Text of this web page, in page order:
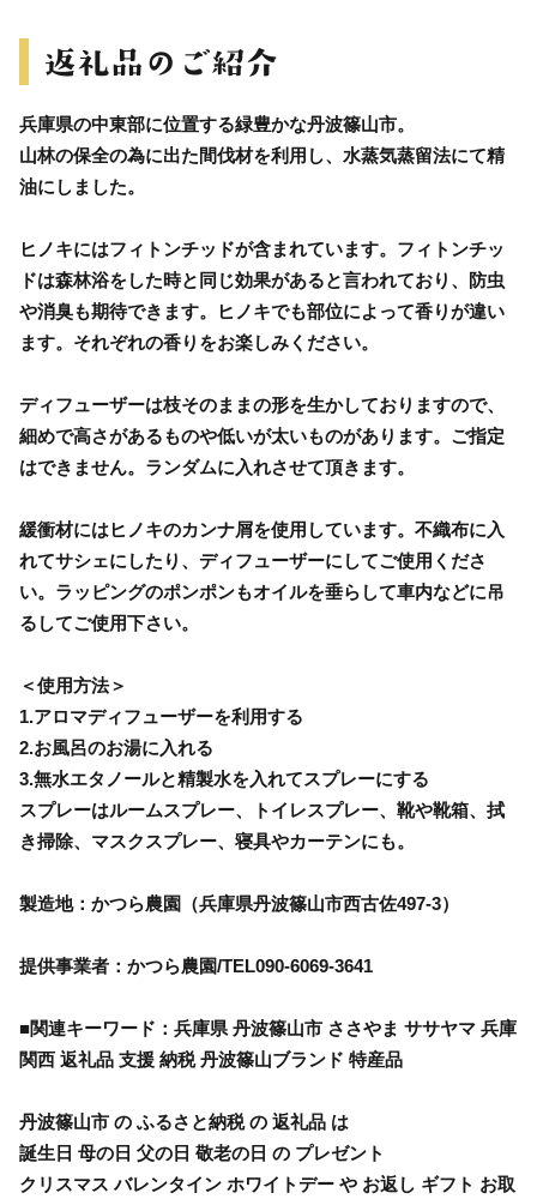
兵庫県の中東部に位置する緑豊かな丹波篠山市。
山林の保全の為に出た間伐材を利用し、水蒸気蒸留法にて精
油にしました。
ヒノキにはフィトンチッドが含まれています。フィトンチッ
ドは森林浴をした時と同じ効果があると言われており、防虫
や消臭も期待できます。ヒノキでも部位によって香りが違い
ます。それぞれの香りをお楽しみください。
ディフューザーは枝そのままの形を生かしておりますので、
細めで高さがあるものや低いが太いものがあります。ご指定
はできません。ランダムに入れさせて頂きます。
緩衝材にはヒノキのカンナ屑を使用しています。不織布に入
れてサシェにしたり、ディフューザーにしてご使用くださ
い。ラッピングのポンポンもオイルを垂らして車内などに吊
るしてご使用下さい。
＜使用方法＞
1.アロマディフューザーを利用する
2.お風呂のお湯に入れる
3.無水エタノールと精製水を入れてスプレーにする
スプレーはルームスプレー、トイレスプレー、靴や靴箱、拭
き掃除、マスクスプレー、寝具やカーテンにも。
製造地：かつら農園（兵庫県丹波篠山市西古佐497-3）
提供事業者：かつら農園/TEL090-6069-3641
■関連キーワード：兵庫県 丹波篠山市 ささやま ササヤマ 兵庫
関西 返礼品 支援 納税 丹波篠山ブランド 特産品
丹波篠山市 の ふるさと納税 の 返礼品 は
誕生日 母の日 父の日 敬老の日 の プレゼント
クリスマス バレンタイン ホワイトデー や お返し ギフト お取